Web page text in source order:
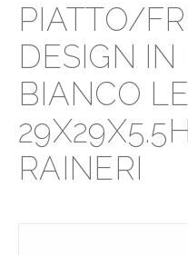
PIATTO/
DESIGN
BIANCO
RAINERI